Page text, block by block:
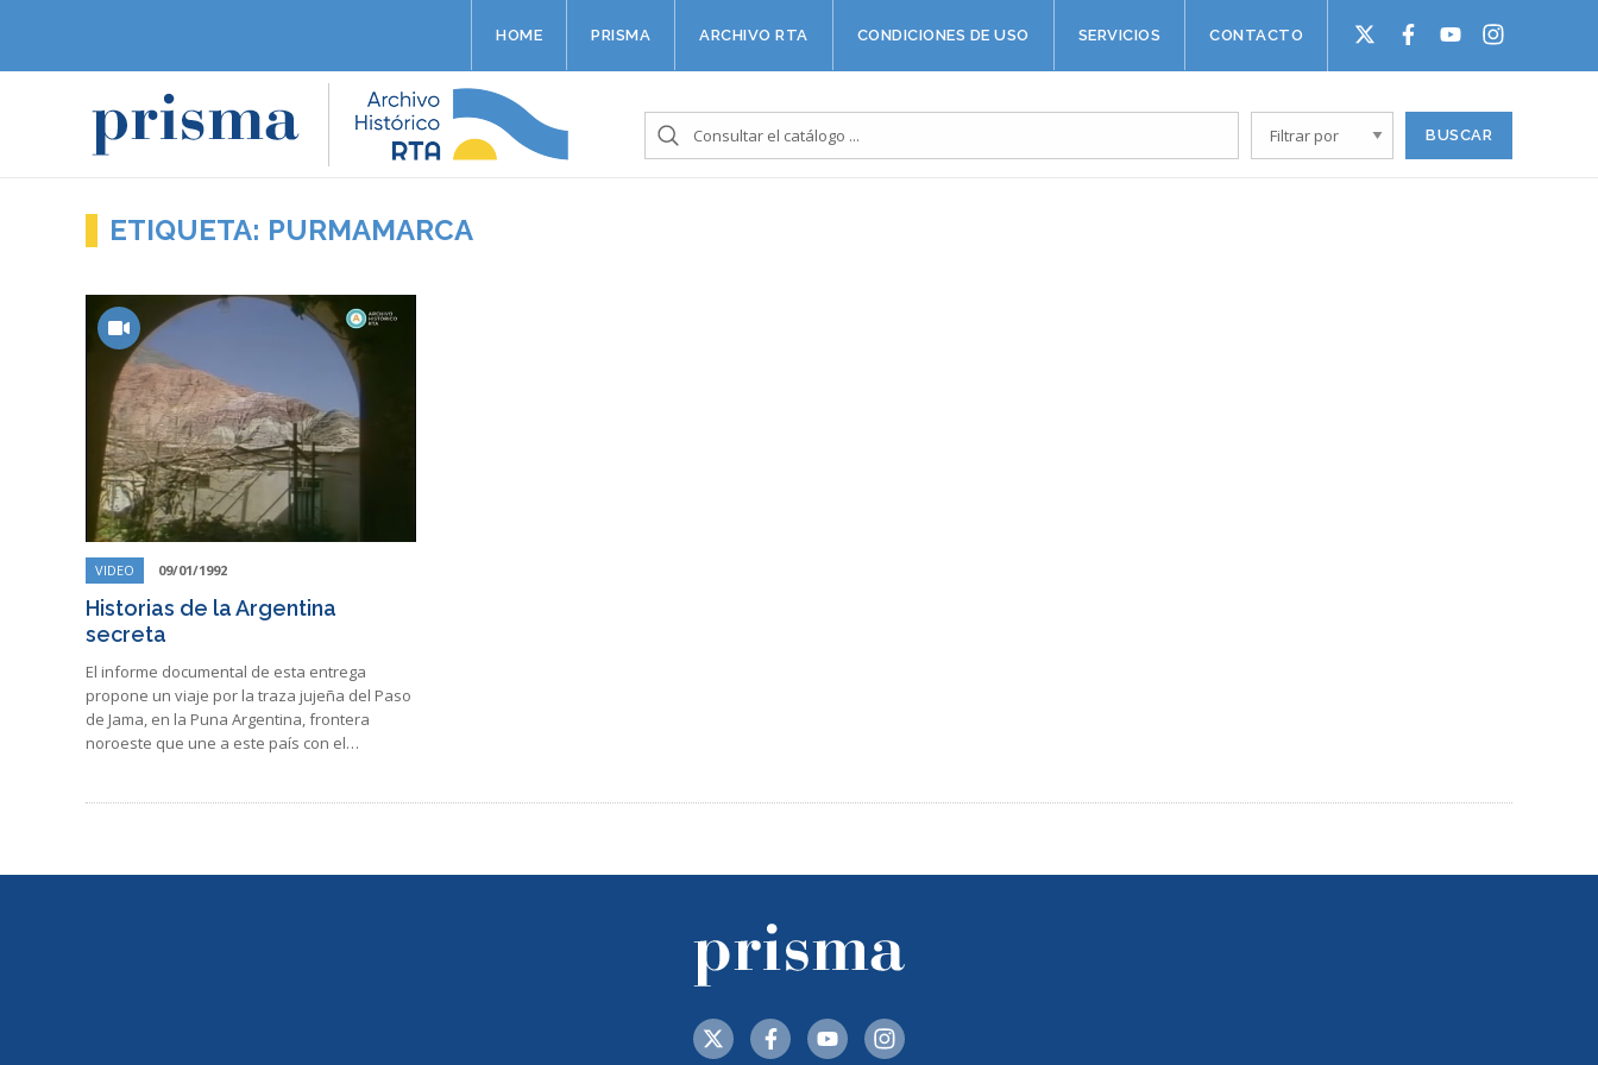
HOME PRISMA ARCHIVO RTA CONDICIONES DE USO SERVICIOS CONTACTO
ETIQUETA: PURMAMARCA
VIDEO 09/01/1992
Historias de la Argentina
secreta
El informe documental de esta entrega
propone un viaje por la traza jujeña del Paso
de Jama, en la Puna Argentina, frontera
noroeste que une a este país con el…